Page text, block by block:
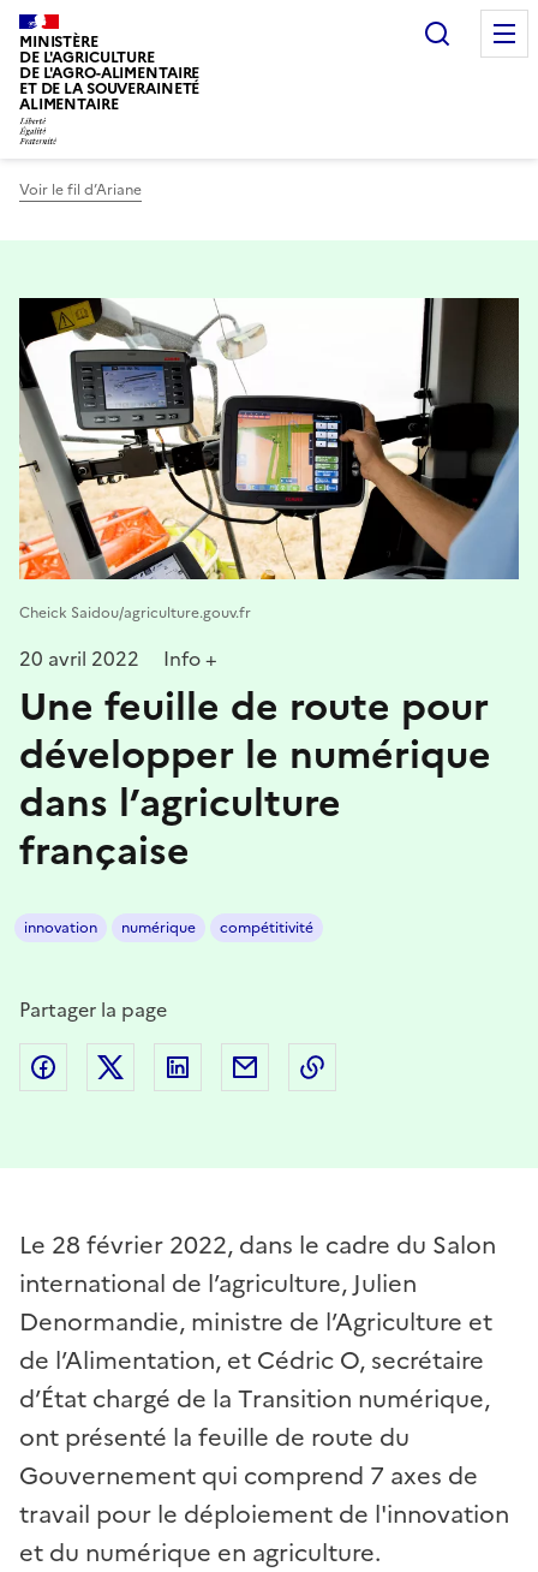
MINISTÈRE
DE L'AGRICULTURE
DE L'AGRO-ALIMENTAIRE
ET DE LA SOUVERAINETÉ
ALIMENTAIRE
Voir le fil d’Ariane
Cheick Saidou/agriculture.gouv.fr
20 avril 2022 Info +
Une feuille de route pour
développer le numérique
dans l’agriculture
française
innovation numérique compétitivité
Partager la page
Partager sur Facebook
Partager sur Twitter
Partager sur LinkedIn
Partager par email
Le 28 février 2022, dans le cadre du Salon
international de l’agriculture, Julien
Denormandie, ministre de l’Agriculture et
de l’Alimentation, et Cédric O, secrétaire
d’État chargé de la Transition numérique,
ont présenté la feuille de route du
Gouvernement qui comprend 7 axes de
travail pour le déploiement de l'innovation
et du numérique en agriculture.